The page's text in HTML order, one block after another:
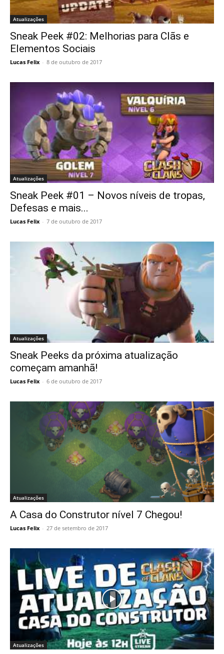
Atualizações
Sneak Peek #02: Melhorias para Clãs e
Elementos Sociais
Lucas Felix - 8 de outubro de 2017
Atualizações
Sneak Peek #01 – Novos níveis de tropas,
Defesas e mais...
Lucas Felix - 7 de outubro de 2017
Atualizações
Sneak Peeks da próxima atualização
começam amanhã!
Lucas Felix - 6 de outubro de 2017
Atualizações
A Casa do Construtor nível 7 Chegou!
Lucas Felix - 27 de setembro de 2017
Atualizações